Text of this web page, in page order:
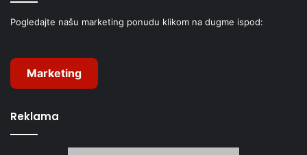
Pogledajte našu marketing ponudu klikom na dugme ispod:
Marketing
Reklama